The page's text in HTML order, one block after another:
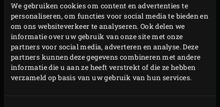
We gebruiken cookies om content en advertenties te
personaliseren, om functies voor social media te bieden en
om ons websiteverkeer te analyseren. Ook delen we
informatie over uw gebruik van onze site met onze
partners voor social media, adverteren en analyse. Deze
partners kunnen deze gegevens combineren met andere
informatie die u aan ze heeft verstrekt of die ze hebben
verzameld op basis van uw gebruik van hun services.
BEREIDING
Verwarm de olijfolie in deGreen Dutch Ovenop het
rooster. Voeg de ui, de knoflook, de kurkuma en de
kerriepoeder toe, sluit de deksel van de EGG en bak
totdat de ui glazig is.